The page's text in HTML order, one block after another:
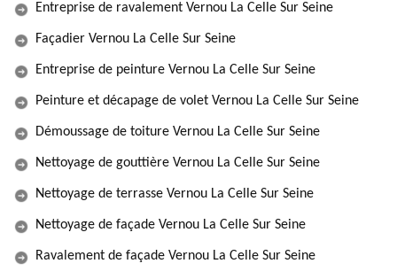
Entreprise de ravalement Vernou La Celle Sur Seine
Façadier Vernou La Celle Sur Seine
Entreprise de peinture Vernou La Celle Sur Seine
Peinture et décapage de volet Vernou La Celle Sur Seine
Démoussage de toiture Vernou La Celle Sur Seine
Nettoyage de gouttière Vernou La Celle Sur Seine
Nettoyage de terrasse Vernou La Celle Sur Seine
Nettoyage de façade Vernou La Celle Sur Seine
Ravalement de façade Vernou La Celle Sur Seine